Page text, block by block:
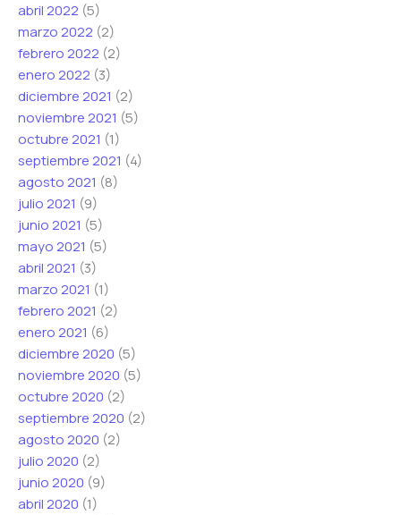
abril 2022 (5)
marzo 2022 (2)
febrero 2022 (2)
enero 2022 (3)
diciembre 2021 (2)
noviembre 2021 (5)
octubre 2021 (1)
septiembre 2021 (4)
agosto 2021 (8)
julio 2021 (9)
junio 2021 (5)
mayo 2021 (5)
abril 2021 (3)
marzo 2021 (1)
febrero 2021 (2)
enero 2021 (6)
diciembre 2020 (5)
noviembre 2020 (5)
octubre 2020 (2)
septiembre 2020 (2)
agosto 2020 (2)
julio 2020 (2)
junio 2020 (9)
abril 2020 (1)